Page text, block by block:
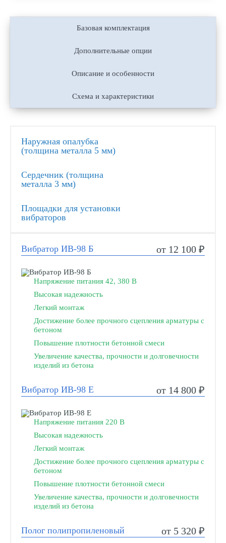
Базовая комплектация
Дополнительные опции
Описание и особенности
Схема и характеристики
Наружная опалубка
(толщина металла 5 мм)
Сердечник (толщина
металла 3 мм)
Площадки для установки
вибраторов
Вибратор ИВ-98 Б от 12 100 ₽
Напряжение питания 42, 380 В
Высокая надежность
Легкий монтаж
Достижение более прочного сцепления арматуры с
бетоном
Повышение плотности бетонной смеси
Увеличение качества, прочности и долговечности
изделий из бетона
Вибратор ИВ-98 Е от 14 800 ₽
Напряжение питания 220 В
Высокая надежность
Легкий монтаж
Достижение более прочного сцепления арматуры с
бетоном
Повышение плотности бетонной смеси
Увеличение качества, прочности и долговечности
изделий из бетона
Полог полипропиленовый от 5 320 ₽